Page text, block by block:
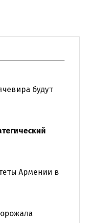
будут
Армении в